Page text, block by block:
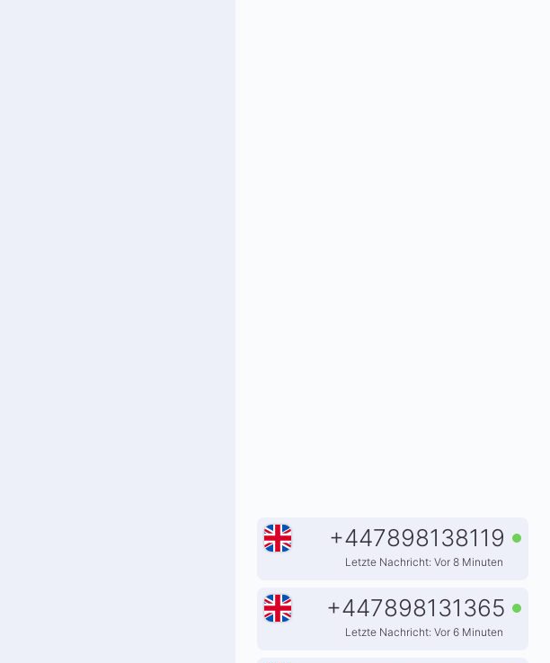
+447898138119
Letzte Nachricht: Vor 8 Minuten
+447898131365
Letzte Nachricht: Vor 6 Minuten